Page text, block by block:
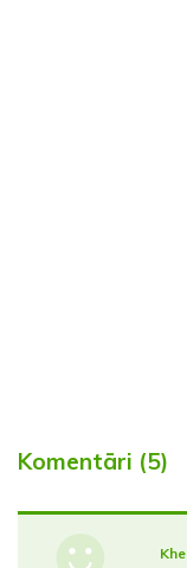
Komentāri (5)
Khe